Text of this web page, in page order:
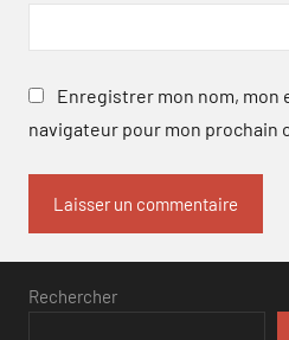
Enregistrer mon nom, mon
navigateur pour mon prochain
Rechercher